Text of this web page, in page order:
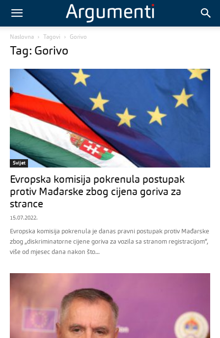
Naslovna Tagovi Gorivo
Tag: Gorivo
Svijet
Evropska komisija pokrenula postupak
protiv Mađarske zbog cijena goriva za
strance
15.07.2022.
Evropska komisija pokrenula je danas pravni postupak protiv Mađarske
zbog „diskriminatorne cijene goriva za vozila sa stranom registracijom“,
više od mjesec dana nakon što...